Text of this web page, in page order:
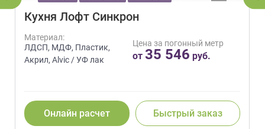
Кухня Лофт Синкрон
Материал:
ЛДСП, МДФ, Пластик,
Акрил, Alvic / УФ лак
Цена за погонный метр
от 35 546 руб.
Онлайн расчет Быстрый заказ